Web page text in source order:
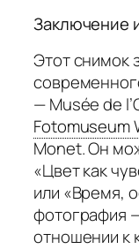
Заключение
Этот снимок
— Musée de
Fotomuseum
Monet. Он
«Цвет как
или «Время,
фотография
отношении к